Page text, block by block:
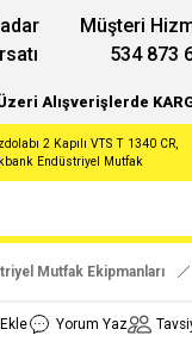
Müşteri
534 873
Alışverişlerde
Mutfak Ekipmanları
Yorum Yaz